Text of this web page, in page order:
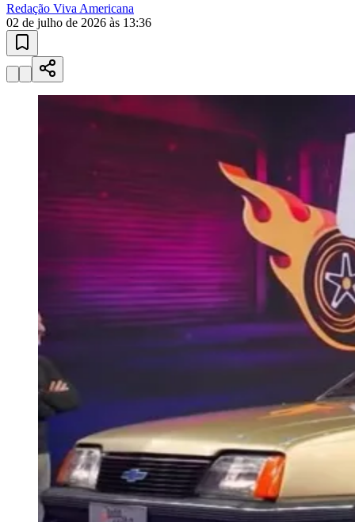
Athletico-PR
Redação Viva Americana
02 de julho de 2026 às 13:36